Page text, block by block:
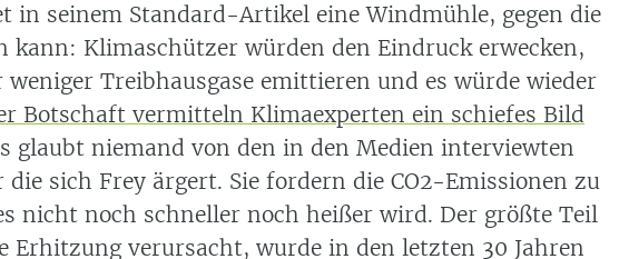
in seinem Standard-Artikel eine Windmühle, gegen die
kann: Klimaschützer würden den Eindruck erwecken,
Treibhausgase emittieren und es würde wieder
Botschaft vermitteln Klimaexperten ein schiefes Bild
glaubt niemand von den in den Medien interviewten
die sich Frey ärgert. Sie fordern die CO2-Emissionen zu
nicht noch schneller noch heißer wird. Der größte Teil
Erhitzung verursacht, wurde in den letzten 30 Jahren